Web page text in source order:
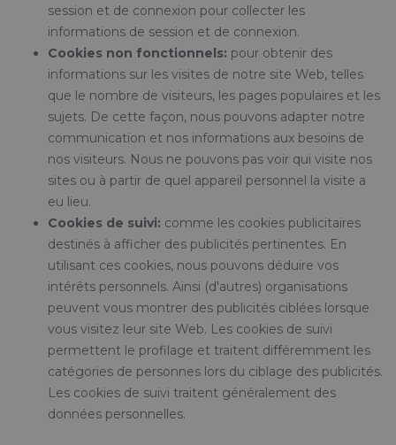
session et de connexion pour collecter les
informations de session et de connexion.
Cookies non fonctionnels: pour obtenir des
informations sur les visites de notre site Web, telles
que le nombre de visiteurs, les pages populaires et les
sujets. De cette façon, nous pouvons adapter notre
communication et nos informations aux besoins de
nos visiteurs. Nous ne pouvons pas voir qui visite nos
sites ou à partir de quel appareil personnel la visite a
eu lieu.
Cookies de suivi: comme les cookies publicitaires
destinés à afficher des publicités pertinentes. En
utilisant ces cookies, nous pouvons déduire vos
intérêts personnels. Ainsi (d'autres) organisations
peuvent vous montrer des publicités ciblées lorsque
vous visitez leur site Web. Les cookies de suivi
permettent le profilage et traitent différemment les
catégories de personnes lors du ciblage des publicités.
Les cookies de suivi traitent généralement des
données personnelles.